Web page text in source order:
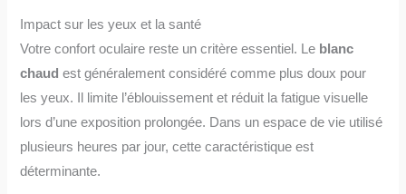
Impact sur les yeux et la santé
Votre confort oculaire reste un critère essentiel. Le blanc
chaud est généralement considéré comme plus doux pour
les yeux. Il limite l’éblouissement et réduit la fatigue visuelle
lors d’une exposition prolongée. Dans un espace de vie utilisé
plusieurs heures par jour, cette caractéristique est
déterminante.